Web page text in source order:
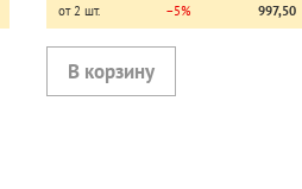
от 2 шт.
−5% 997,50